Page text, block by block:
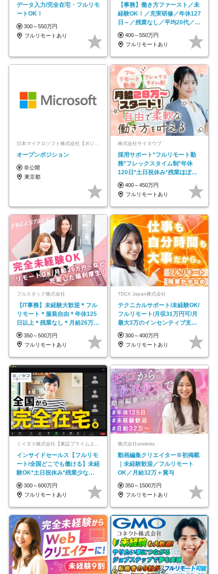
データ入力/完全在宅・フルリモ
ートOK！
300～550万円
フルリモートあり
【事務】働き方ファースト／未
経験OK！／充実研修／年休127
日～／残業なし／平均20代／リ
モートOK
400～550万円
フルリモートあり
日本マイクロソフト株式会社【ポジションマッチ登録】
オープンポジション
非公開
東京都
株式会社サイヨウブ
採用サポート*フルリモート勤
務*フレックスタイム制*年休
120日*土日祝休み*残業ほぼな
し*育児中社員8割以上
400～450万円
フルリモートあり
フルスタック株式会社
【IT事務】未経験大歓迎＊フル
リモート＊服装自由＊年休125
日以上＊残業なし＊月給26万円
以上
350～500万円
フルリモートあり
TDCX Japan株式会社
テクニカルサポート/未経験OK/
フルリモート/月収31万円可/月
最大3万のインセンティブ支給/
平均年齢33歳
300～400万円
フルリモートあり
ミイダス株式会社【東証プライム上場パーソルグループ】
インサイドセールス【フルリモ
ート/全国どこでも働ける】未経
験OK*土日祝休み*残業少なめ*
在宅勤務手当あり
300～600万円
フルリモートあり
株式会社viralinks
動画編集クリエイター※初掲載
｜未経験歓迎／フルリモート
OK／月給32万＋賞与
350～1500万円
フルリモートあり